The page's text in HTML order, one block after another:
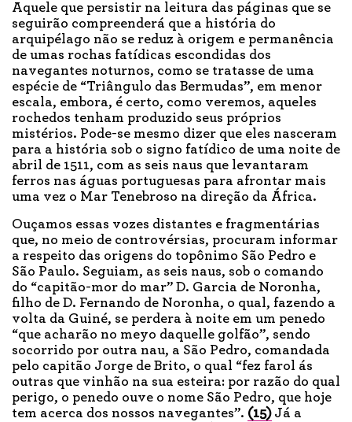
Aquele que persistir na leitura das páginas que se
seguirão compreenderá que a história do
arquipélago não se reduz à origem e permanência
de umas rochas fatídicas escondidas dos
navegantes noturnos, como se tratasse de uma
espécie de “Triângulo das Bermudas”, em menor
escala, embora, é certo, como veremos, aqueles
rochedos tenham produzido seus próprios
mistérios. Pode-se mesmo dizer que eles nasceram
para a história sob o signo fatídico de uma noite de
abril de 1511, com as seis naus que levantaram
ferros nas águas portuguesas para afrontar mais
uma vez o Mar Tenebroso na direção da África.
Ouçamos essas vozes distantes e fragmentárias
que, no meio de controvérsias, procuram informar
a respeito das origens do topônimo São Pedro e
São Paulo. Seguiam, as seis naus, sob o comando
do “capitão-mor do mar” D. Garcia de Noronha,
filho de D. Fernando de Noronha, o qual, fazendo a
volta da Guiné, se perdera à noite em um penedo
“que acharão no meyo daquelle golfão”, sendo
socorrido por outra nau, a São Pedro, comandada
pelo capitão Jorge de Brito, o qual “fez farol ás
outras que vinhão na sua esteira: por razão do qual
perigo, o penedo ouve o nome São Pedro, que hoje
tem acerca dos nossos navegantes”. (15) Já a